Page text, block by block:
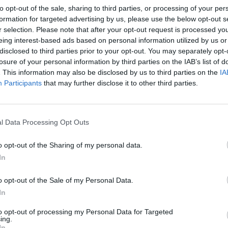
opt-out of the sale, sharing to third parties, or processing of your
for targeted advertising by us, please use the below opt-out
selection. Please note that after your opt-out request is processed
interest-based ads based on personal information utilized by us
to third parties prior to your opt-out. You may separately
of your personal information by third parties on the IAB’s list of
This information may also be disclosed by us to third parties on the
Participants that may further disclose it to other third parties.
Data Processing Opt Outs
opt-out of the Sharing of my personal data.
opt-out of the Sale of my Personal Data.
opt-out of processing my Personal Data for Targeted
zwrócił uwagę prezydent Andrzej Duda
polskich żołnierzy podczas Bitwy
zapisało się w annałach historii, a
uznano za jedną z najważniejszych w dziejach
– Bitwa obroniła Polskę i świat przed
komunizmu, przed sowieckim
zatrzymał to swoim bohaterstwem i swoją
straciła 4,5 tysiąca poległych, 10 tys.
rannych. – Tę cenę tu i na innych
do dzisiaj. Pochylamy się nad tym dzisiaj. To
– powiedział Andrzej Duda. Dodał, że